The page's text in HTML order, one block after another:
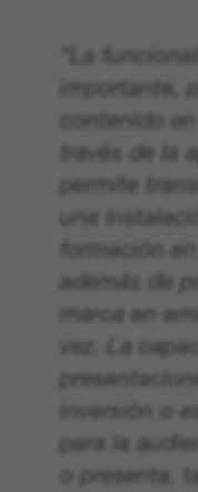
“La
importante,
contenido
través de la
permite
una
formación
además de
marca en
vez. La
inversión o
para la
o presenta,